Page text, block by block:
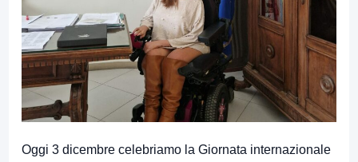
Oggi 3 dicembre celebriamo la Giornata internazionale